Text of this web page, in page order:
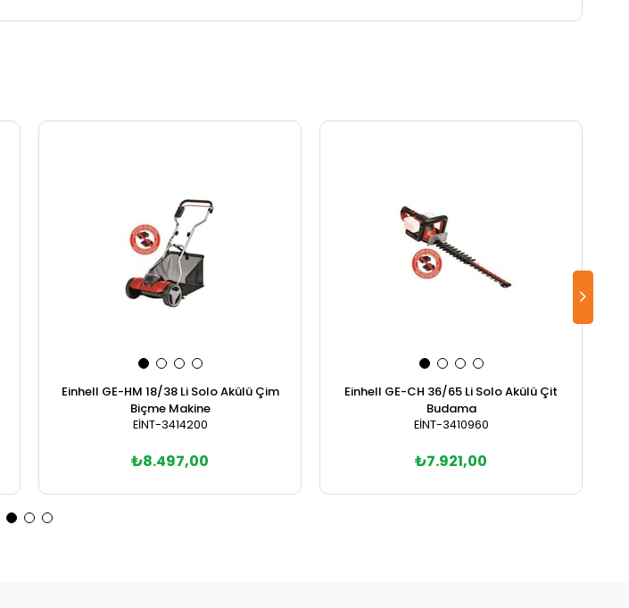
Einhell GE-HM 18/38 Li Solo Akülü Çim
Biçme Makine
EİNT-3414200
₺8.497,00
Einhell GE-CH 36/65 Li Solo Akülü Çit
Budama
EİNT-3410960
₺7.921,00